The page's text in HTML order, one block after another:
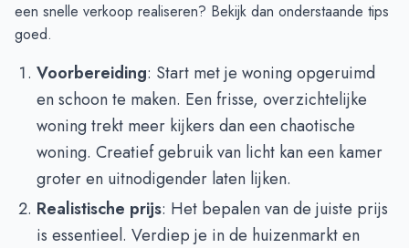
een snelle verkoop realiseren? Bekijk dan onderstaande tips
goed.
Voorbereiding: Start met je woning opgeruimd
en schoon te maken. Een frisse, overzichtelijke
woning trekt meer kijkers dan een chaotische
woning. Creatief gebruik van licht kan een kamer
groter en uitnodigender laten lijken.
Realistische prijs: Het bepalen van de juiste prijs
is essentieel. Verdiep je in de huizenmarkt en